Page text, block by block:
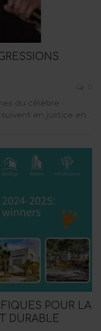
du célèbre
en justice en…
POUR LA
DURABLE